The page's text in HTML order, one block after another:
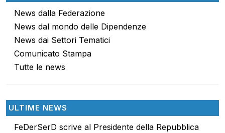
News dalla Federazione
News dal mondo delle Dipendenze
News dai Settori Tematici
Comunicato Stampa
Tutte le news
ULTIME NEWS
FeDerSerD scrive al Presidente della Repubblica